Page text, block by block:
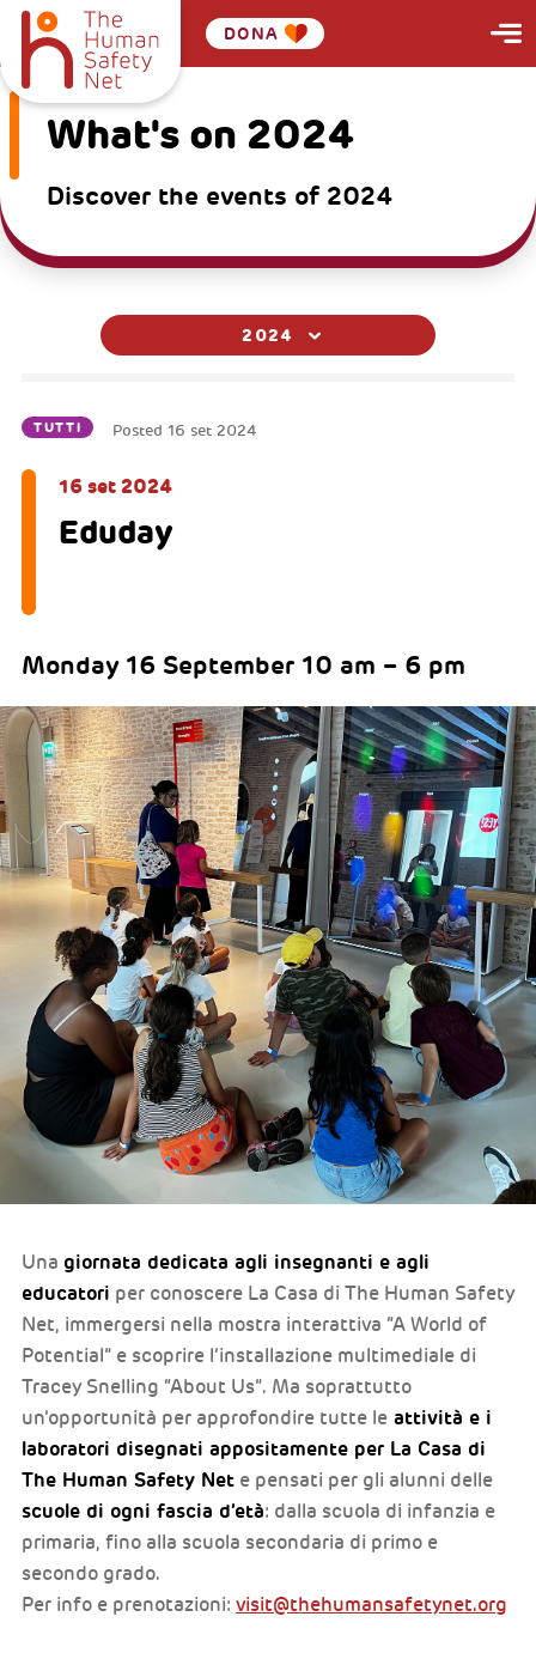
DONA
What's on 2024
Discover the events of 2024
2024
TUTTI Posted 16 set 2024
16 set 2024
Eduday
Monday 16 September 10 am – 6 pm
Una giornata dedicata agli insegnanti e agli
educatori per conoscere La Casa di The Human Safety
Net, immergersi nella mostra interattiva “A World of
Potential” e scoprire l’installazione multimediale di
Tracey Snelling “About Us”. Ma soprattutto
un’opportunità per approfondire tutte le attività e i
laboratori disegnati appositamente per La Casa di
The Human Safety Net e pensati per gli alunni delle
scuole di ogni fascia d’età: dalla scuola di infanzia e
primaria, fino alla scuola secondaria di primo e
secondo grado.
Per info e prenotazioni: visit@thehumansafetynet.org